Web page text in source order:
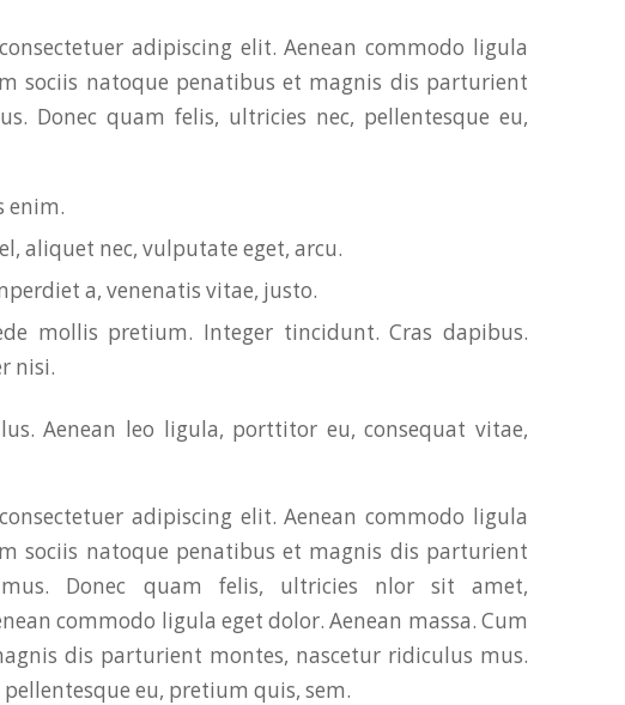
adipiscing elit. Aenean commodo ligula
sociis natoque penatibus et magnis dis parturient
Donec quam felis, ultricies nec, pellentesque eu,
enim.
aliquet nec, vulputate eget, arcu.
a, venenatis vitae, justo.
mollis pretium. Integer tincidunt. Cras dapibus.
nisi.
Aenean leo ligula, porttitor eu, consequat vitae,
adipiscing elit. Aenean commodo ligula
sociis natoque penatibus et magnis dis parturient
Donec quam felis, ultricies nlor sit amet,
commodo ligula eget dolor. Aenean massa. Cum
dis parturient montes, nascetur ridiculus mus.
eu, pretium quis, sem.